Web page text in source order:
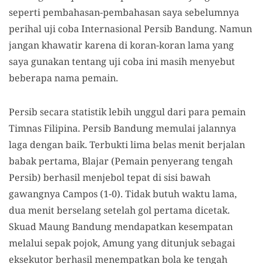
seperti pembahasan-pembahasan saya sebelumnya
perihal uji coba Internasional Persib Bandung. Namun
jangan khawatir karena di koran-koran lama yang
saya gunakan tentang uji coba ini masih menyebut
beberapa nama pemain.
Persib secara statistik lebih unggul dari para pemain
Timnas Filipina. Persib Bandung memulai jalannya
laga dengan baik. Terbukti lima belas menit berjalan
babak pertama, Blajar (Pemain penyerang tengah
Persib) berhasil menjebol tepat di sisi bawah
gawangnya Campos (1-0). Tidak butuh waktu lama,
dua menit berselang setelah gol pertama dicetak.
Skuad Maung Bandung mendapatkan kesempatan
melalui sepak pojok, Amung yang ditunjuk sebagai
eksekutor berhasil menempatkan bola ke tengah